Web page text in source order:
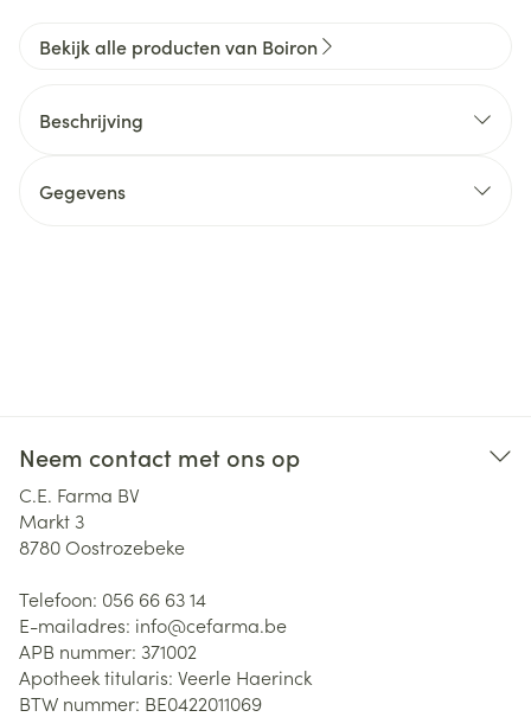
Bekijk alle producten van Boiron
Beschrijving
Gegevens
Neem contact met ons op
C.E. Farma BV
Markt 3
8780Oostrozebeke
Telefoon: 056 66 63 14
E-mailadres: info@cefarma.be
APB nummer: 371002
Apotheek titularis: Veerle Haerinck
BTW nummer: BE0422011069